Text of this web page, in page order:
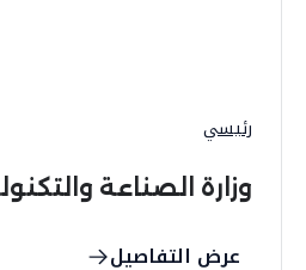
رئيسي
وزارة الصناعة
عرض التفاصيل